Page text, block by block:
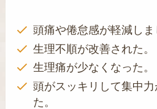
頭痛や倦怠感が軽減しま
生理不順が改善された。
生理痛が少なくなった。
頭がスッキリして集中
た。